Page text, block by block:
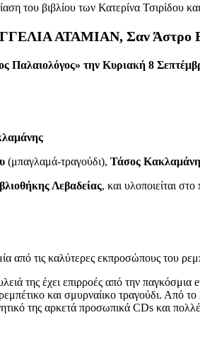
του βιβλίου των Κατερίνα Τσιρίδου
ΑΤΑΜΙΑΝ, Σαν Άστρο
Παλαιολόγος» την Κυριακή 8
(μπαγλαμά-τραγούδι), Τάσος
Λεβαδείας, και υλοποιείται
τις καλύτερες εκπροσώπους του
της έχει επιρροές από την παγκόσμια
και σμυρναίικο τραγούδι.
της αρκετά προσωπικά CDs και